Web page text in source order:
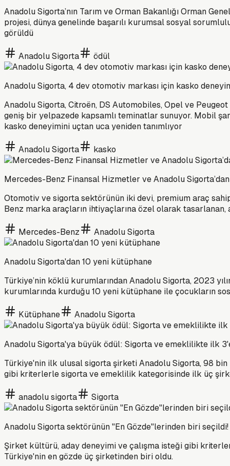
Anadolu Sigorta’nın Tarım ve Orman Bakanlığı Orman
projesi, dünya genelinde başarılı kurumsal sosyal
görüldü
Anadolu Sigorta ödül
Anadolu Sigorta, 4 dev otomotiv markası için kasko
Anadolu Sigorta, Citroën, DS Automobiles, Opel ve
geniş bir yelpazede kapsamlı teminatlar sunuyor. Mobil
kasko deneyimini uçtan uca yeniden tanımlıyor
Anadolu Sigorta kasko
Mercedes-Benz Finansal Hizmetler ve Anadolu
Otomotiv ve sigorta sektörünün iki devi, premium araç
Benz marka araçların ihtiyaçlarına özel olarak
Mercedes-Benz Anadolu Sigorta
Anadolu Sigorta'dan 10 yeni kütüphane
Türkiye’nin köklü kurumlarından Anadolu Sigorta, 2023
kurumlarında kurduğu 10 yeni kütüphane ile çocukların
Kütüphane Anadolu Sigorta
Anadolu Sigorta'ya büyük ödül: Sigorta ve emeklilikte ilk
Türkiye'nin ilk ulusal sigorta şirketi Anadolu Sigorta, 98
gibi kriterlerle sigorta ve emeklilik kategorisinde ilk üç
anadolu sigorta Sigorta
Anadolu Sigorta sektörünün "En Gözde"lerinden biri seçildi!
Şirket kültürü, aday deneyimi ve çalışma isteği gibi
Türkiye'nin en gözde üç şirketinden biri oldu.